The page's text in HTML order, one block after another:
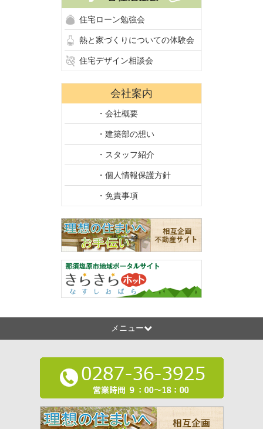
住宅ローン勉強会
熱と家づくりについての体験会
住宅デザイン相談会
会社案内
・会社概要
・建築部の想い
・スタッフ紹介
・個人情報保護方針
・免責事項
メニュー